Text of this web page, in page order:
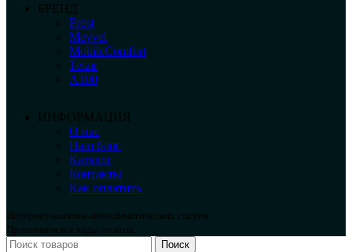
БРЕНД
Frost
Meyvel
MobileComfort
Telair
А100
ИНФОРМАЦИЯ
О нас
Наш блог
Каталог
Контакты
Как оплатить
Интернет-магазин автоклиматических систем.
Принимаем все виды оплаты.
Поиск